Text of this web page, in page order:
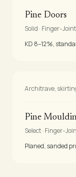
Pine Doors
Solid · Finger-Joint
KD 8–12%,
Architrave,
Pine
Select · Finger-
Planed, sanded